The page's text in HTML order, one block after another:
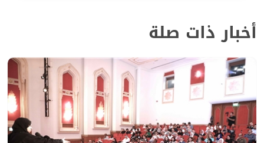
أخبار ذات صلة